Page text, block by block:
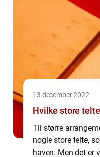
13 december 2022
Hvilke store
Til større
nogle store telte,
haven. Men det er